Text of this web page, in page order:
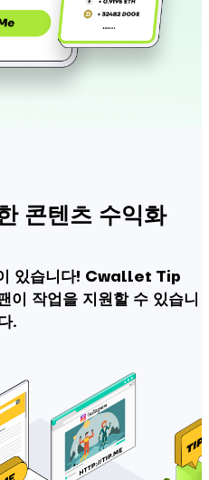
콘텐츠 수익화
있습니다! Cwallet Tip
작업을 지원할 수 있습니
.